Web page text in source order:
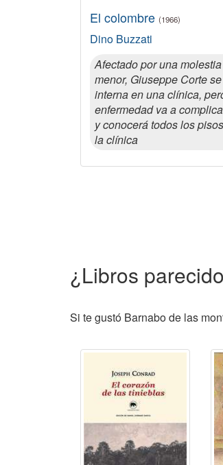
El colombre (1966)
Dino Buzzati
Afectado por una molestia
menor, Giuseppe Corte se
interna en una clínica,
enfermedad va a
y conocerá todos los
la clínica
¿Libros
Si te gustó Barnabo de las